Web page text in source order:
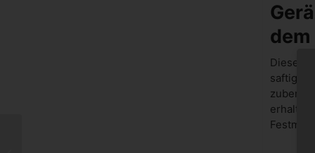
Dieses
saftige,
erhalten